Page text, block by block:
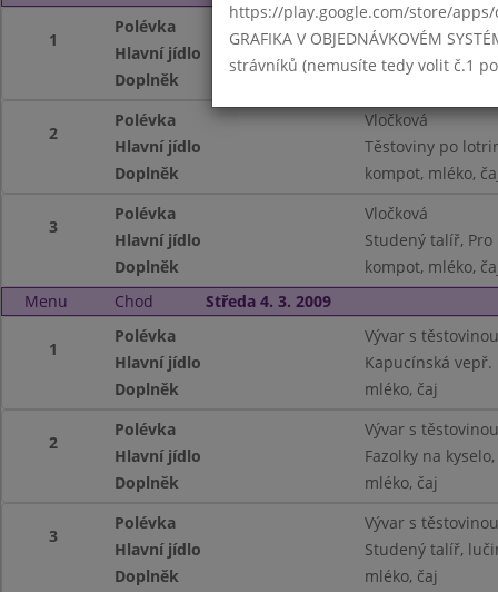
1
Polévka
Vločková
Hlavní jídlo
Doplněk
kompot, mléko,
2
Polévka
Vločková
Hlavní jídlo
Těstoviny po
Doplněk
kompot, mléko,
3
Polévka
Vločková
Hlavní jídlo
Studený talíř,
Doplněk
kompot, mléko,
Menu
Chod Středa 4. 3. 2009
1
Polévka
Vývar s těstovinou
Hlavní jídlo
Kapucínská vepř.
Doplněk
mléko, čaj
2
Polévka
Vývar s těstovinou
Hlavní jídlo
Fazolky na
Doplněk
mléko, čaj
3
Polévka
Vývar s těstovinou
Hlavní jídlo
Studený talíř,
Doplněk
mléko, čaj
https://play.google.com/store/
GRAFIKA V OBJEDNÁVKOVÉM
strávníků (nemusíte tedy volit č.1